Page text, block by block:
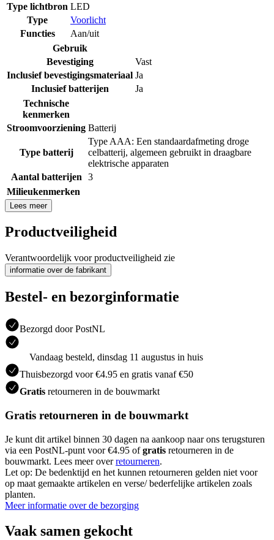
Type lichtbron LED
Type
Voorlicht
Functies
Aan/uit
Gebruik
Bevestiging
Vast
Inclusief bevestigingsmateriaal Ja
Inclusief batterijen
Ja
Technische
kenmerken
Stroomvoorziening Batterij
Type batterij
Type AAA: Een standaardafmeting droge
celbatterij, algemeen gebruikt in draagbare
elektrische apparaten
Aantal batterijen
3
Milieukenmerken
Lees meer
Productveiligheid
Verantwoordelijk voor productveiligheid zie
informatie over de fabrikant
Bestel- en bezorginformatie
Bezorgd door PostNL
Vandaag besteld, dinsdag 11 augustus in huis
Thuisbezorgd voor €4.95 en gratis vanaf €50
Gratis retourneren in de bouwmarkt
Gratis retourneren in de bouwmarkt
Je kunt dit artikel binnen 30 dagen na aankoop naar ons terugsturen
via een PostNL-punt voor €4.95 ofgratis retourneren in de
bouwmarkt. Lees meer overretourneren.
Let op: De bedenktijd en het kunnen retourneren gelden niet voor
op maat gemaakte artikelen en verse/ bederfelijke artikelen zoals
planten.
Meer informatie over de bezorging
Vaak samen gekocht